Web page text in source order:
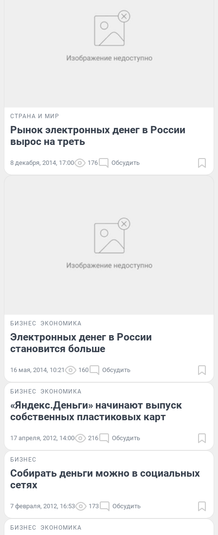
СТРАНА И МИР
Рынок электронных денег в России
вырос на треть
8 декабря, 2014, 17:00 176 Обсудить
БИЗНЕС ЭКОНОМИКА
Электронных денег в России
становится больше
16 мая, 2014, 10:21 160 Обсудить
БИЗНЕС ЭКОНОМИКА
«Яндекс.Деньги» начинают выпуск
собственных пластиковых карт
17 апреля, 2012, 14:00 216 Обсудить
БИЗНЕС
Собирать деньги можно в социальных
сетях
7 февраля, 2012, 16:53 173 Обсудить
БИЗНЕС ЭКОНОМИКА